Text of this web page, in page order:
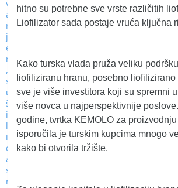
hitno su potrebne sve vrste različitih
Liofilizator sada postaje vruća ključna
Kako turska vlada pruža veliku
liofiliziranu hranu, posebno liofilizirano
sve je više investitora koji su spremni
više novca u najperspektivnije
godine, tvrtka KEMOLO za
isporučila je turskim kupcima mnogo
kako bi otvorila tržište.